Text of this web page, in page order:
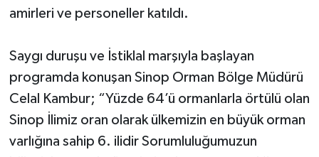
amirleri ve personeller katıldı.
Saygı duruşu ve İstiklal marşıyla başlayan
programda konuşan Sinop Orman Bölge Müdürü
Celal Kambur; “Yüzde 64’ü ormanlarla örtülü olan
Sinop İlimiz oran olarak ülkemizin en büyük orman
varlığına sahip 6. ilidir Sorumluluğumuzun